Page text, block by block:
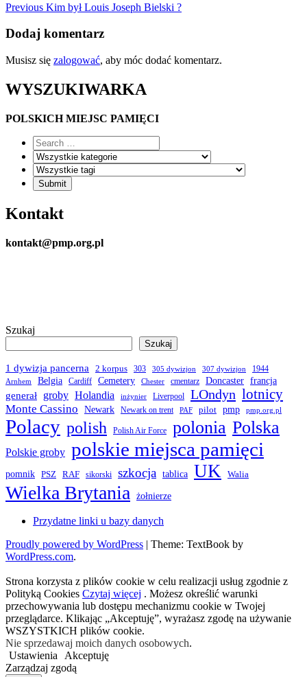
Previous Kim był Louis Joseph Bielski ?
Dodaj komentarz
Musisz się zalogować, aby móc dodać komentarz.
WYSZUKIWARKA
POLSKICH MIEJSC PAMIĘCI
Kontakt
kontakt@pmp.org.pl
Szukaj
Szukaj
1 dywizja pancerna 2 korpus 303 305 dywizjon 307 dywizjon 1944
Arnhem Belgia Cardiff Cemetery Chester cmentarz Doncaster francja
generał
groby Holandia inżynier Liverpool LOndyn lotnicy
Monte Cassino Newark Newark on trent PAF pilot pmp pmp.org.pl
Polacy polish Polish Air Force polonia Polska
Polskie groby polskie miejsca pamięci
pomnik PSZ RAF sikorski szkocja tablica UK Walia
Wielka Brytania żołnierze
Przydatne linki u bazy danych
Proudly powered by WordPress | Theme: TextBook by
WordPress.com.
Strona korzysta z plików cookie w celu realizacji usług zgodnie z
Polityką Cookies Czytaj więcej . Możesz określić warunki
przechowywania lub dostępu mechanizmu cookie w Twojej
przeglądarce. Klikając „Akceptuję”, wyrażasz zgodę na używanie
WSZYSTKICH plików cookie.
Nie sprzedawaj moich danych osobowych.
Ustawienia
Akceptuję
Zarządzaj zgodą